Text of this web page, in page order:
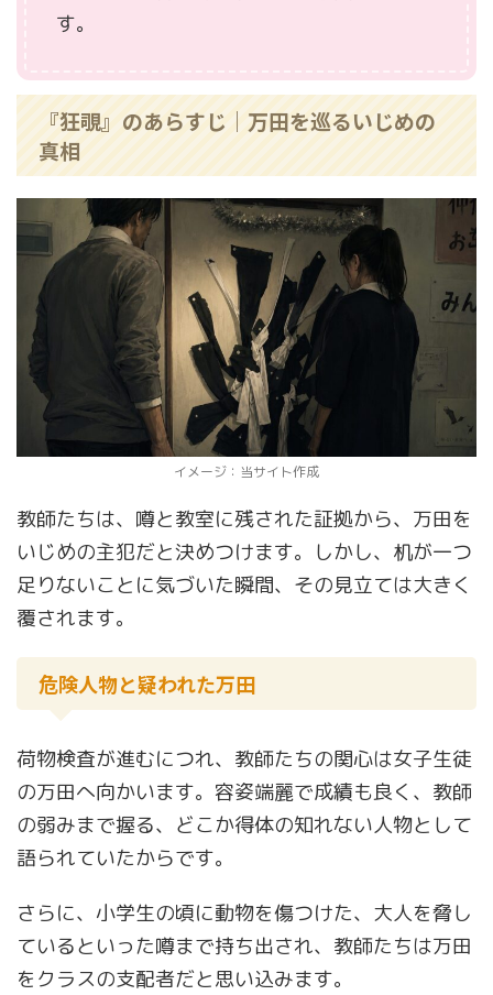
す。
『狂覗』のあらすじ｜万田を巡るいじめの
真相
イメージ：当サイト作成
教師たちは、噂と教室に残された証拠から、万田を
いじめの主犯だと決めつけます。しかし、机が一つ
足りないことに気づいた瞬間、その見立ては大きく
覆されます。
危険人物と疑われた万田
荷物検査が進むにつれ、教師たちの関心は女子生徒
の万田へ向かいます。容姿端麗で成績も良く、教師
の弱みまで握る、どこか得体の知れない人物として
語られていたからです。
さらに、小学生の頃に動物を傷つけた、大人を脅し
ているといった噂まで持ち出され、教師たちは万田
をクラスの支配者だと思い込みます。